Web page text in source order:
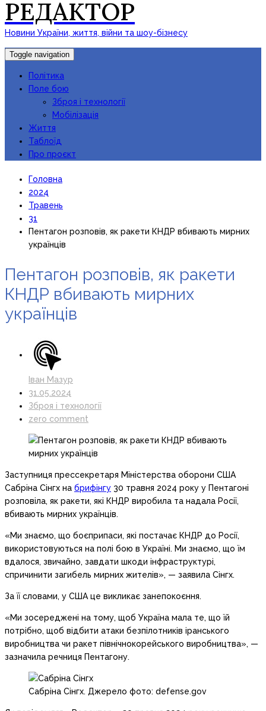
РЕДАКТОР
Новини України, життя, війни та шоу-бізнесу
Toggle navigation
Політика
Поле бою
Зброя і технології
Мобілізація
Життя
Таблоїд
Про проєкт
Головна
2024
Травень
31
Пентагон розповів, як ракети КНДР вбивають мирних
українців
Пентагон розповів, як ракети
КНДР вбивають мирних
українців
Іван Мазур
31.05.2024
Зброя і технології
zero comment
Заступниця прессекретаря Міністерства оборони США
Сабріна Сінгх на брифінгу 30 травня 2024 року у Пентагоні
розповіла, як ракети, які КНДР виробила та надала Росії,
вбивають мирних українців.
«Ми знаємо, що боєприпаси, які постачає КНДР до Росії,
використовуються на полі бою в Україні. Ми знаємо, що їм
вдалося, звичайно, завдати шкоди інфраструктурі,
спричинити загибель мирних жителів», — заявила Сінгх.
За її словами, у США це викликає занепокоєння.
«Ми зосереджені на тому, щоб Україна мала те, що їй
потрібно, щоб відбити атаки безпілотників іранського
виробництва чи ракет північнокорейського виробництва», —
зазначила речниця Пентагону.
Сабріна Сінгх. Джерело фото: defense.gov